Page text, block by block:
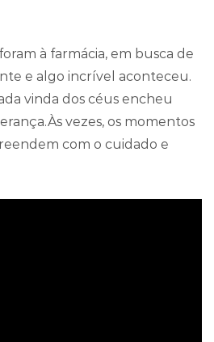
à farmácia, em busca de
e algo incrível aconteceu.
vinda dos céus encheu
vezes, os momentos
com o cuidado e